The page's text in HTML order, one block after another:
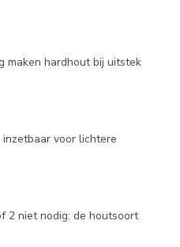
maken hardhout bij uitstek
voor lichtere
2 niet nodig: de houtsoort